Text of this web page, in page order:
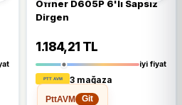
Offner D605P 6'lı Sapsız
Dirgen
1.184,21 TL
iyi fiyat
3 mağaza
PttAVM
Git